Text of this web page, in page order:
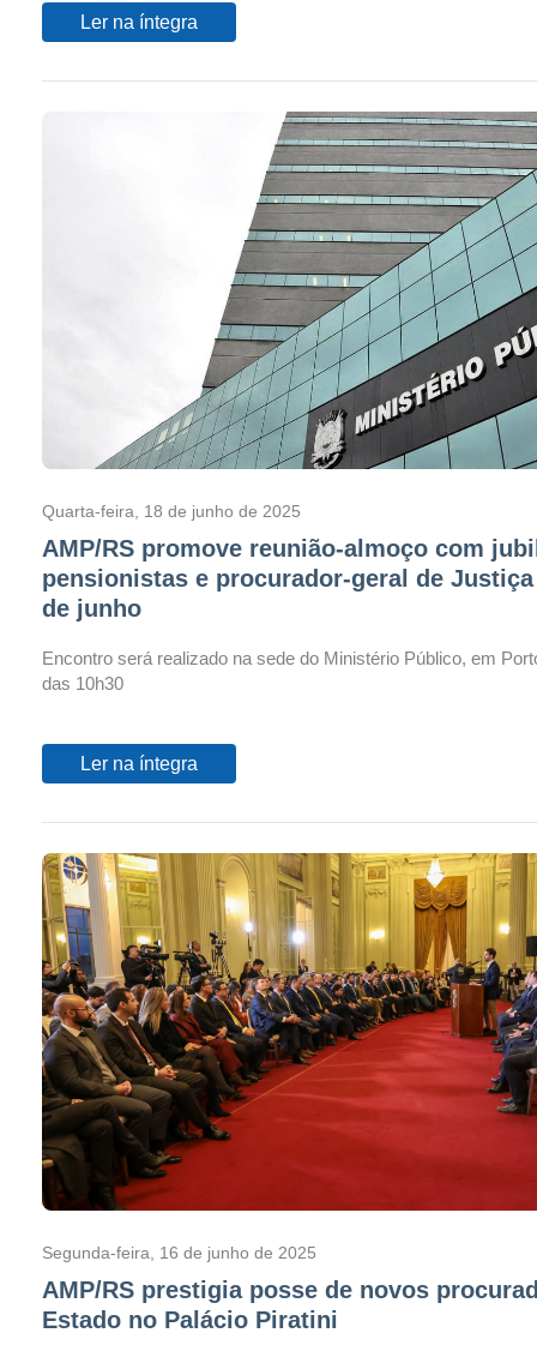
Ler na íntegra
Quarta-feira, 18 de junho de 2025
AMP/RS promove reunião-almoço com
pensionistas e procurador-geral de
de junho
Encontro será realizado na sede do Ministério Público, em
das 10h30
Ler na íntegra
Segunda-feira, 16 de junho de 2025
AMP/RS prestigia posse de novos
Estado no Palácio Piratini